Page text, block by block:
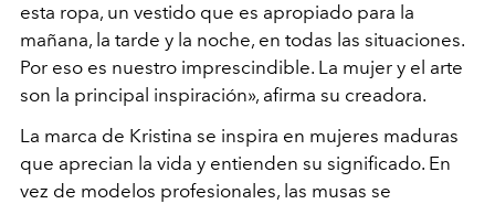
esta ropa, un vestido que es apropiado para la
mañana, la tarde y la noche, en todas las situaciones.
Por eso es nuestro imprescindible. La mujer y el arte
son la principal inspiración», afirma su creadora.
La marca de Kristina se inspira en mujeres maduras
que aprecian la vida y entienden su significado. En
vez de modelos profesionales, las musas se